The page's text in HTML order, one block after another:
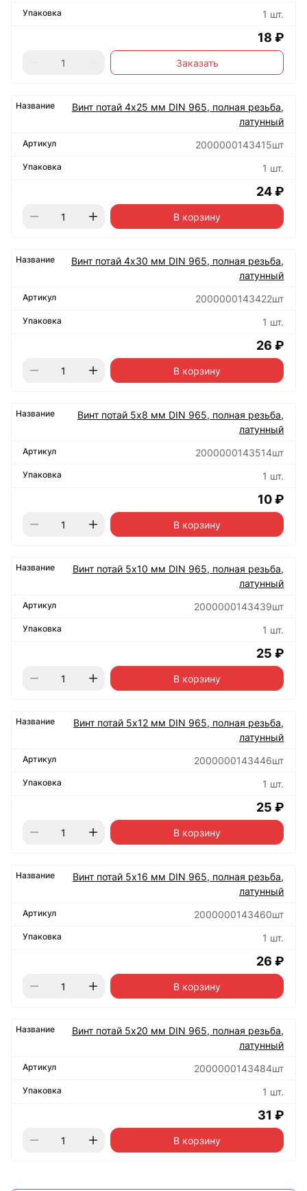
1 шт.
18 ₽
Заказать
Винт потай 4х25 мм DIN 965, полная резьба,
латунный
2000000143415шт
1 шт.
24 ₽
В корзину
Винт потай 4х30 мм DIN 965, полная резьба,
латунный
2000000143422шт
1 шт.
26 ₽
В корзину
Винт потай 5х8 мм DIN 965, полная резьба,
латунный
2000000143514шт
1 шт.
10 ₽
В корзину
Винт потай 5х10 мм DIN 965, полная резьба,
латунный
2000000143439шт
1 шт.
25 ₽
В корзину
Винт потай 5х12 мм DIN 965, полная резьба,
латунный
2000000143446шт
1 шт.
25 ₽
В корзину
Винт потай 5х16 мм DIN 965, полная резьба,
латунный
2000000143460шт
1 шт.
26 ₽
В корзину
Винт потай 5х20 мм DIN 965, полная резьба,
латунный
2000000143484шт
1 шт.
31 ₽
В корзину